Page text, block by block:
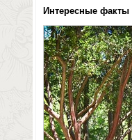
Интересные